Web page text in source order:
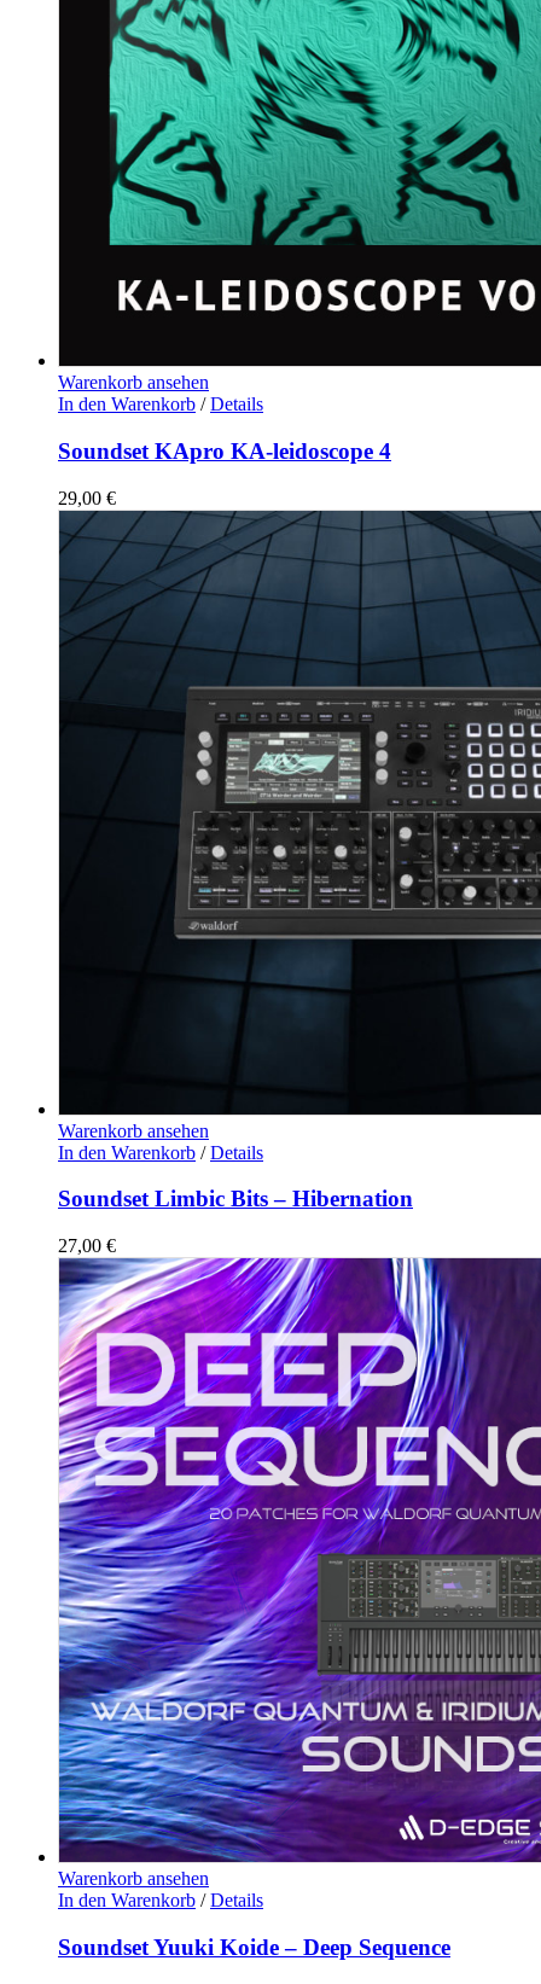
Warenkorb ansehen
In den Warenkorb / Details
Soundset KApro KA-leidoscope 4
29,00 €
Warenkorb ansehen
In den Warenkorb / Details
Soundset Limbic Bits – Hibernation
27,00 €
Warenkorb ansehen
In den Warenkorb / Details
Soundset Yuuki Koide – Deep Sequence